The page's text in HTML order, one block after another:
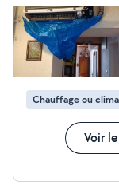
rapidement
personnalisé."
Chauffage ou
Voir